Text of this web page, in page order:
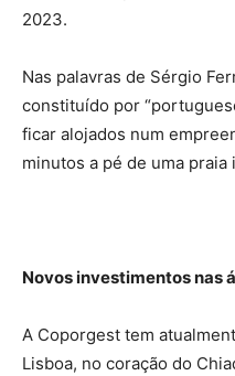
2023.
Nas palavras de Sérgio
constituído por
ficar alojados num
minutos a pé de uma praia
Novos investimentos nas
A Coporgest tem
Lisboa, no coração do